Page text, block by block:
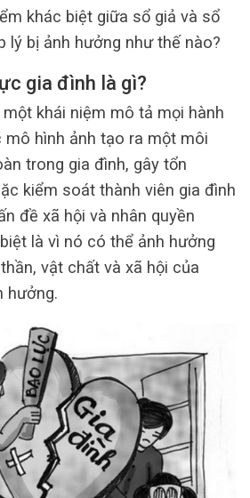
khác biệt giữa sổ giả và sổ
lý bị ảnh hưởng như thế nào?
gia đình là gì?
khái niệm mô tả mọi hành
mô hình ảnh tạo ra một môi
trong gia đình, gây tổn
kiểm soát thành viên gia đình
đề xã hội và nhân quyền
là vì nó có thể ảnh hưởng
vật chất và xã hội của
hưởng.